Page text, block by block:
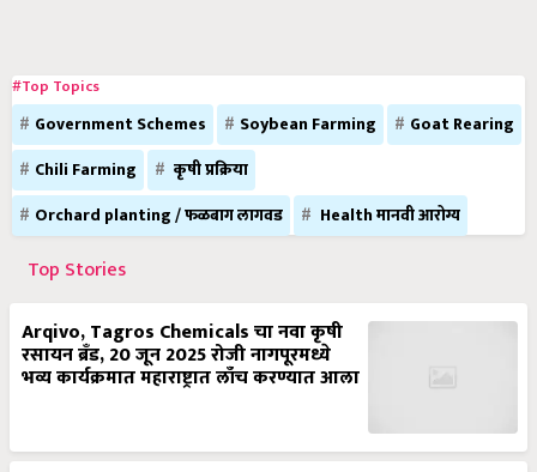
#Top Topics
Government Schemes Soybean Farming
Goat Rearing
Chili Farming
कृषी प्रक्रिया
Orchard planting / फळबाग लागवड
Health मानवी आरोग्य
Top Stories
Arqivo, Tagros Chemicals चा नवा कृषी
रसायन ब्रँड, 20 जून 2025 रोजी नागपूरमध्ये
भव्य कार्यक्रमात महाराष्ट्रात लाँच करण्यात आला